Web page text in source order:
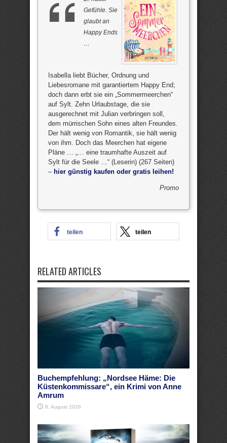
Gefühle. Sie
glaubt an
Happy Ends
…
Isabella liebt Bücher, Ordnung und
Liebesromane mit garantiertem Happy End;
doch dann erbt sie ein „Sommermeerchen“
auf Sylt. Zehn Urlaubstage, die sie
ausgerechnet mit Julian verbringen soll,
dem mürrischen Sohn eines alten Freundes.
Der hält wenig von Romantik, sie hält wenig
von ihm. Doch das Meerchen hat eigene
Pläne … „… eine traumhafte Auszeit auf
Sylt für die Seele …“ (Leserin) (267 Seiten)
– hier günstig kaufen oder gratis leihen!
Promo
teilen teilen
RELATED ARTICLES
Buchempfehlung: „Nordsee Häme: Die
Küstenkommissare“, ein Krimi von Anne
Amrum
8. August 2026